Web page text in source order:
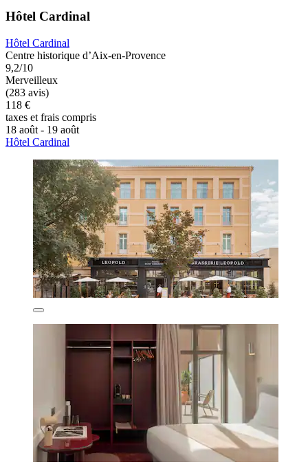
Hôtel Cardinal
Hôtel Cardinal
Centre historique d’Aix-en-Provence
9,2/10
Merveilleux
(283 avis)
118 €
taxes et frais compris
18 août - 19 août
Hôtel Cardinal